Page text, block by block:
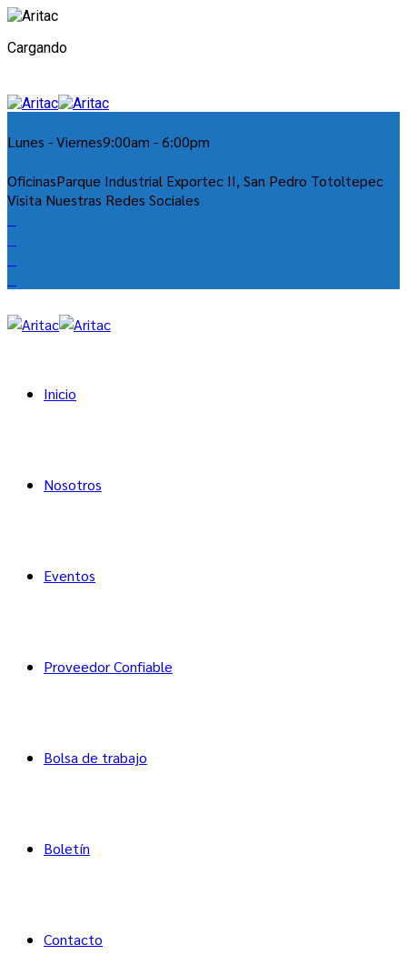
Cargando
Lunes - Viernes9:00am - 6:00pm
OficinasParque Industrial Exportec II, San Pedro Totoltepec
Visita Nuestras Redes Sociales
Inicio
Nosotros
Eventos
Proveedor Confiable
Bolsa de trabajo
Boletín
Contacto